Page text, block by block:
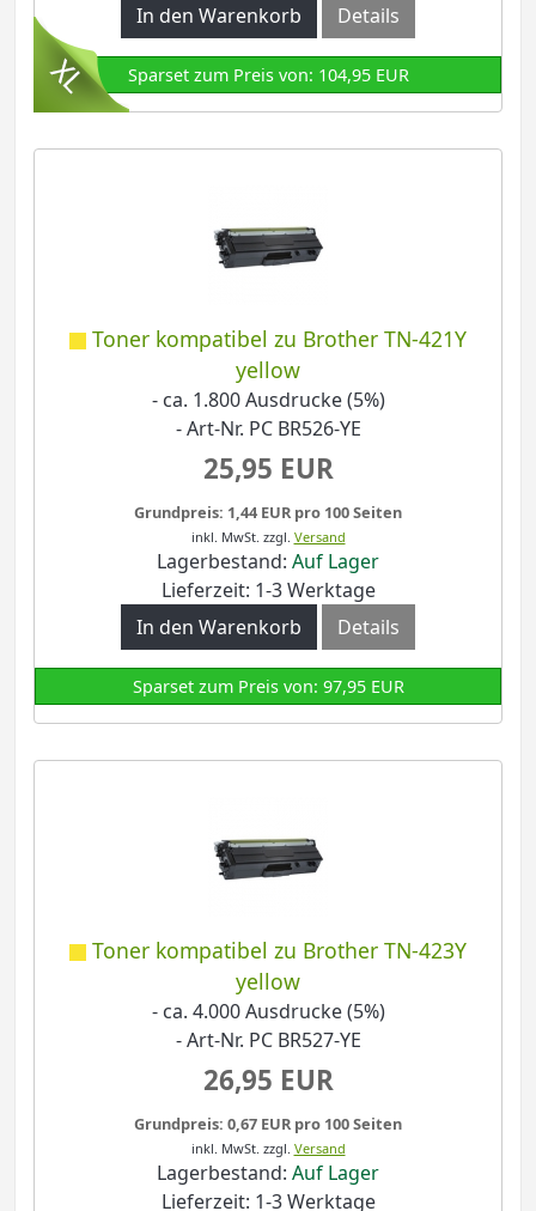
In den Warenkorb
Details
Sparset zum Preis von: 104,95 EUR
Toner kompatibel zu Brother TN-421Y
yellow
- ca. 1.800 Ausdrucke (5%)
- Art-Nr. PC BR526-YE
25,95 EUR
Grundpreis: 1,44 EUR pro 100 Seiten
inkl. MwSt. zzgl. Versand
Lagerbestand: Auf Lager
Lieferzeit: 1-3 Werktage
In den Warenkorb
Details
Sparset zum Preis von: 97,95 EUR
Toner kompatibel zu Brother TN-423Y
yellow
- ca. 4.000 Ausdrucke (5%)
- Art-Nr. PC BR527-YE
26,95 EUR
Grundpreis: 0,67 EUR pro 100 Seiten
inkl. MwSt. zzgl. Versand
Lagerbestand: Auf Lager
Lieferzeit: 1-3 Werktage